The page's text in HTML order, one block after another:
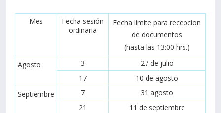
Mes
Fecha sesión
ordinaria
Fecha límite para recepcion
de documentos
(hasta las 13:00 hrs.)
Agosto
3
27 de julio
17
10 de agosto
Septiembre
7
31 agosto
21
11 de septiembre